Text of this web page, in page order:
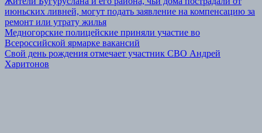
июньских ливней, могут подать заявление на компенсацию за
ремонт или утрату жилья
Медногорские полицейские приняли участие во
Всероссийской ярмарке вакансий
Свой день рождения отмечает участник СВО Андрей
Харитонов